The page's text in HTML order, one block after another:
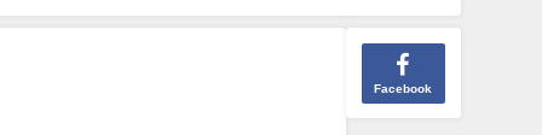
Facebook